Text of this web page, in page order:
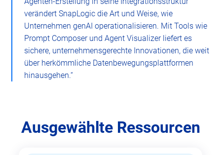
verändert SnapLogic die Art und Weise, wie
Unternehmen genAI operationalisieren. Mit Tools wie
Prompt Composer und Agent Visualizer liefert es
sichere, unternehmensgerechte Innovationen, die weit
über herkömmliche Datenbewegungsplattformen
hinausgehen.“
Ausgewählte Ressourcen